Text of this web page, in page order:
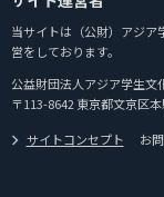
当サイトは（公財）アジア
営をしております。
公益財団法人アジア学生文
〒113-8642 東京都文京区
サイトコンセプト
お